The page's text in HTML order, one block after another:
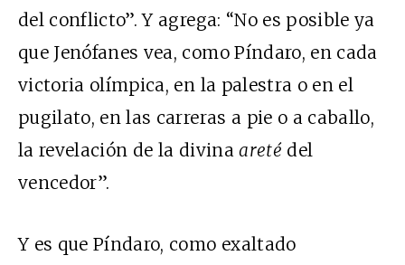
del conflicto”. Y agrega: “No es posible ya
que Jenófanes vea, como Píndaro, en cada
victoria olímpica, en la palestra o en el
pugilato, en las carreras a pie o a caballo,
la revelación de la divinaaretédel
vencedor”.
Y es que Píndaro, como exaltado